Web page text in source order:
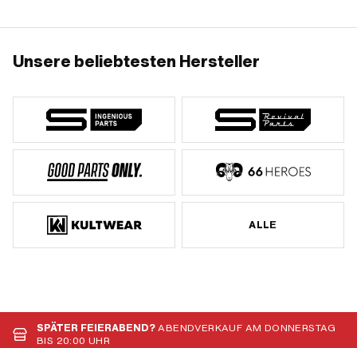
Unsere beliebtesten Hersteller
ALLE
SPÄTER FEIERABEND?ABENDVERKAUF AM DONNERSTAG
BIS 20:00 UHR